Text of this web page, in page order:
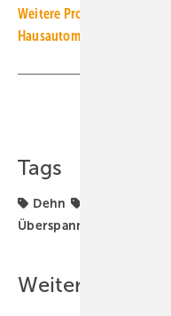
Weitere Produkt-
Hausautomation
Tags
Dehn
Überspannungsschutz
Weitere Inhalte